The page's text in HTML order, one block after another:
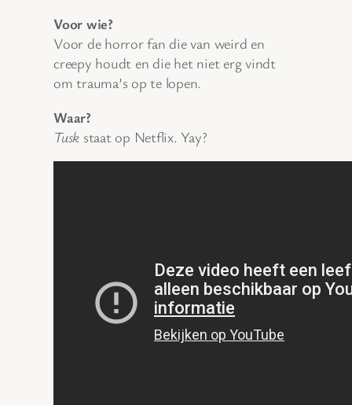
Voor wie?
Voor de horror fan die van weird en
creepy houdt en die het niet erg vindt
om trauma’s op te lopen.
Waar?
Tusk staat op Netflix. Yay?